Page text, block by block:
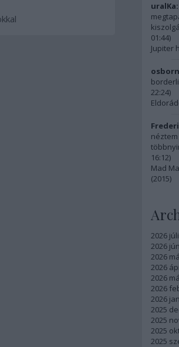
uralKa:
01:44)
Jupiter
22:24)
16:12)
Mad
(2015)
2026
2026
2026
2026
2026
2026
2026
2025
2025
2025
2025